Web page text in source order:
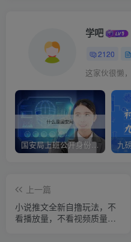
学吧
2120
这家伙很懒
国安局上班公开身份是什么（国安身份对家人保密吗）
上一篇
小说推文全新自撸玩法，不
看播放量，不看视频质量，